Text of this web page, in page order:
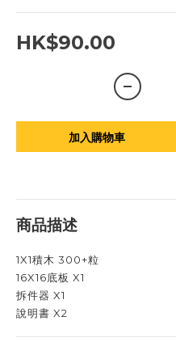
HK$90.00
加入購物車
商品描述
1X1積木 300+粒
16X16底板 X1
拆件器 X1
說明書 X2